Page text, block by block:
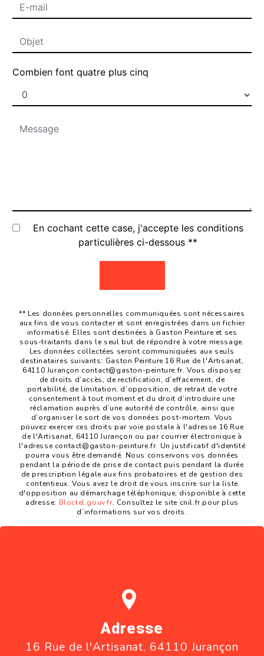
Combien font quatre plus cinq
En cochant cette case, j'accepte les conditions
particulières ci-dessous **
** Les données personnelles communiquées sont nécessaires
aux fins de vous contacter et sont enregistrées dans un fichier
informatisé. Elles sont destinées à Gaston Peinture et ses
sous-traitants dans le seul but de répondre à votre message.
Les données collectées seront communiquées aux seuls
destinataires suivants: Gaston Peinture 16 Rue de l'Artisanat,
64110 Jurançon contact@gaston-peinture.fr. Vous disposez
de droits d’accès, de rectification, d’effacement, de
portabilité, de limitation, d’opposition, de retrait de votre
consentement à tout moment et du droit d’introduire une
réclamation auprès d’une autorité de contrôle, ainsi que
d’organiser le sort de vos données post-mortem. Vous
pouvez exercer ces droits par voie postale à l'adresse 16 Rue
de l'Artisanat, 64110 Jurançon ou par courrier électronique à
l'adresse contact@gaston-peinture.fr. Un justificatif d'identité
pourra vous être demandé. Nous conservons vos données
pendant la période de prise de contact puis pendant la durée
de prescription légale aux fins probatoires et de gestion des
contentieux. Vous avez le droit de vous inscrire sur la liste
d'opposition au démarchage téléphonique, disponible à cette
adresse: Bloctel.gouv.fr. Consultez le site cnil.fr pour plus
d’informations sur vos droits.
Adresse
16 Rue de l'Artisanat, 64110 Jurançon